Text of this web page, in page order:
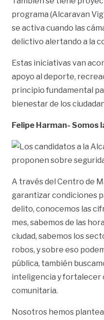
programa (Alcaravan
se activa cuando las
delictivo alertando a la
Estas iniciativas van
apoyo al deporte,
principio fundamental
bienestar de los
Felipe Harman- Somos
A través del Centro de
garantizar condiciones
delito, conocemos las
mes, sabemos de las
ciudad, sabemos los
robos, y sobre eso
pública, también
inteligencia y fortalecer
comunitaria.
Nosotros hemos